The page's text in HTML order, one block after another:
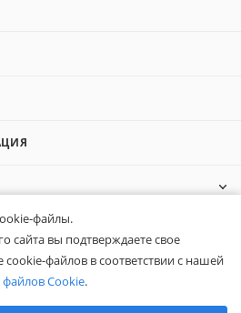
файлы.
сайта вы подтверждаете свое
cookie-файлов в соответствии с нашей
Cookie.